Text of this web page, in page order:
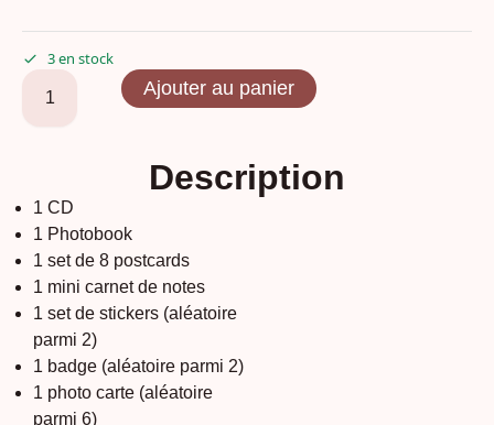
3 en stock
Ajouter au panier
Description
1 CD
1 Photobook
1 set de 8 postcards
1 mini carnet de notes
1 set de stickers (aléatoire
parmi 2)
1 badge (aléatoire parmi 2)
1 photo carte (aléatoire
parmi 6)